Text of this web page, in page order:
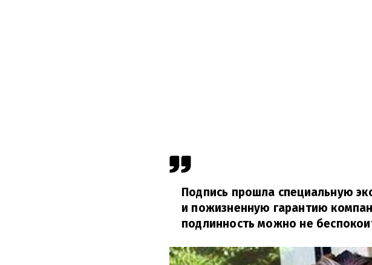
Подпись прошла специальную
и пожизненную гарантию
подлинность можно не